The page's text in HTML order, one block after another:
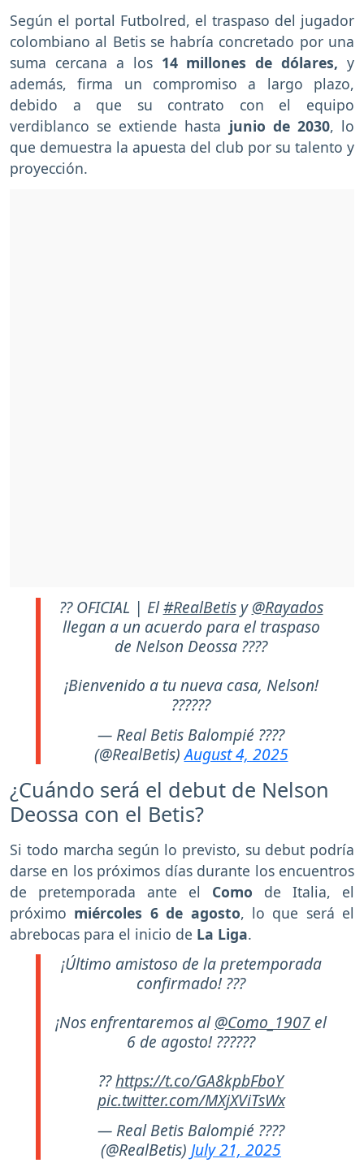
Según el portal Futbolred, el traspaso del jugador
colombiano al Betis se habría concretado por una
suma cercana a los14 millones de dólares, y
además, firma un compromiso a largo plazo,
debido a que su contrato con el equipo
verdiblanco se extiende hasta junio de 2030, lo
que demuestra la apuesta del club por su talento y
proyección.
?? OFICIAL | El#RealBetisy@Rayados
llegan a un acuerdo para el traspaso
de Nelson Deossa ????
¡Bienvenido a tu nueva casa, Nelson!
??????
— Real Betis Balompié ????
(@RealBetis)August 4, 2025
¿Cuándo será el debut de Nelson
Deossa con el Betis?
Si todo marcha según lo previsto, su debut podría
darse en los próximos días durante los encuentros
de pretemporada ante el Como de Italia, el
próximo miércoles 6 de agosto, lo que será el
abrebocas para el inicio de La Liga.
¡Último amistoso de la pretemporada
confirmado! ???
¡Nos enfrentaremos al@Como_1907 el
6 de agosto! ??????
??https://t.co/GA8kpbFboY
pic.twitter.com/MXjXViTsWx
— Real Betis Balompié ????
(@RealBetis) July 21, 2025